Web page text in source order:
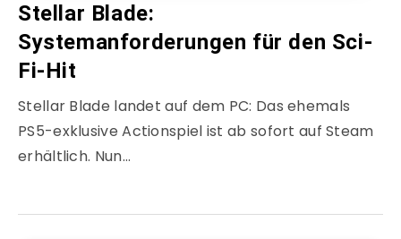
Stellar Blade:
Systemanforderungen für den Sci-
Fi-Hit
Stellar Blade landet auf dem PC: Das ehemals
PS5-exklusive Actionspiel ist ab sofort auf Steam
erhältlich. Nun…